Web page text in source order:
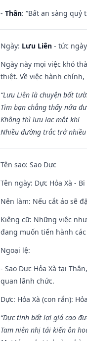
- Thân: “Bất an sàng
Ngày: Lưu Liên - tức
Ngày này mọi việc khó
thiệt. Về việc hành
“Lưu Liên là chuyện bất
Tìm bạn chẳng thấy nửa
Không thì lưu lạc một khi
Nhiều đường trắc trở nhiều
Tên sao: Sao Dực
Tên ngày: Dực Hỏa Xà -
Nên làm: Nếu cắt áo sẽ
Kiêng cữ: Những việc
đang muốn tiến hành
Ngoại lệ:
- Sao Dực Hỏa Xà tại
quan lãnh chức.
Dực: Hỏa Xà (con rắn):
“Dực tinh bất lợi giá cao
Tam niên nhị tái kiến ôn